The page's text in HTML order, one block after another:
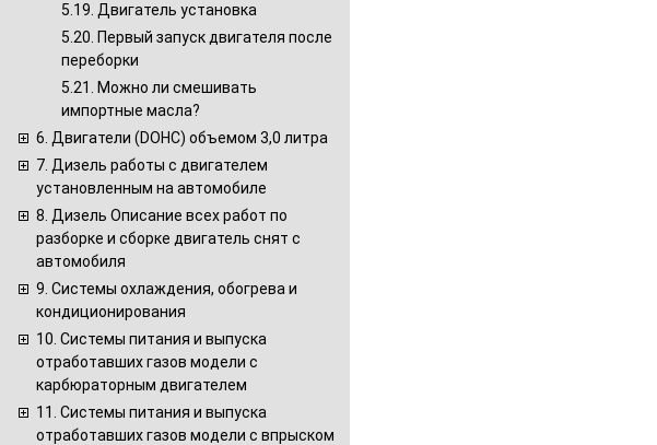
5.19. Двигатель установка
5.20. Первый запуск двигателя после
переборки
5.21. Можно ли смешивать
импортные масла?
6. Двигатели (DOHC) объемом 3,0 литра
7. Дизель работы с двигателем
установленным на автомобиле
8. Дизель Описание всех работ по
разборке и сборке двигатель снят с
автомобиля
9. Системы охлаждения, обогрева и
кондиционирования
10. Системы питания и выпуска
отработавших газов модели с
карбюраторным двигателем
11. Системы питания и выпуска
отработавших газов модели с впрыском